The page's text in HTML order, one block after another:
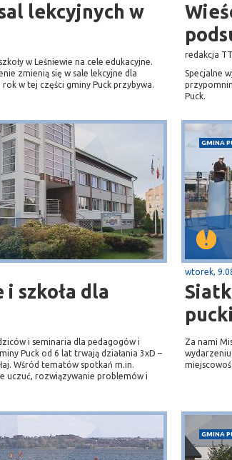
lekcyjnych w
w Leśniewie na cele edukacyjne.
zmienią się w sale lekcyjne dla
w tej części gminy Puck przybywa.
redakcja
Specjalne
Puck.
szkoła dla
i seminaria dla pedagogów i
Puck od 6 lat trwają działania 3xD –
Wśród tematów spotkań m.in.
uczuć, rozwiązywanie problemów i
GMINA
wtorek,
Za nami
GMINA